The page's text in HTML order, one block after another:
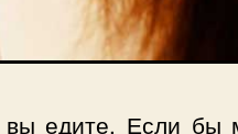
едите. Если